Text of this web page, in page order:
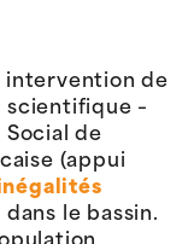
intervention de
scientifique –
de
(appui
le bassin.